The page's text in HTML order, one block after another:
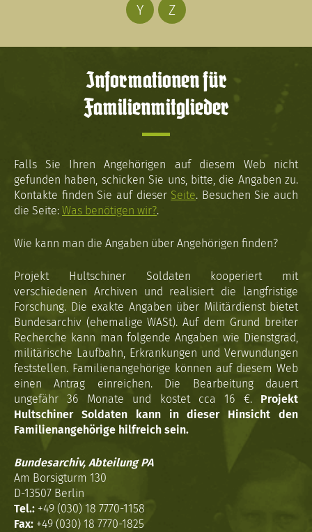
Y
Z
Informationen für
Familienmitglieder
Falls Sie Ihren Angehörigen auf diesem Web nicht
gefunden haben, schicken Sie uns, bitte, die Angaben zu.
Kontakte finden Sie auf dieser Seite. Besuchen Sie auch
die Seite: Was benötigen wir?.
Wie kann man die Angaben über Angehörigen finden?
Projekt Hultschiner Soldaten kooperiert mit
verschiedenen Archiven und realisiert die langfristige
Forschung. Die exakte Angaben über Militärdienst bietet
Bundesarchiv (ehemalige WASt). Auf dem Grund breiter
Recherche kann man folgende Angaben wie Dienstgrad,
militärische Laufbahn, Erkrankungen und Verwundungen
feststellen. Familienangehörige können auf diesem Web
einen Antrag einreichen. Die Bearbeitung dauert
ungefähr 36 Monate und kostet cca 16 €. Projekt
Hultschiner Soldaten kann in dieser Hinsicht den
Familienangehörige hilfreich sein.
Bundesarchiv, Abteilung PA
Am Borsigturm 130
D-13507 Berlin
Tel.: +49 (030) 18 7770-1158
Fax: +49 (030) 18 7770-1825